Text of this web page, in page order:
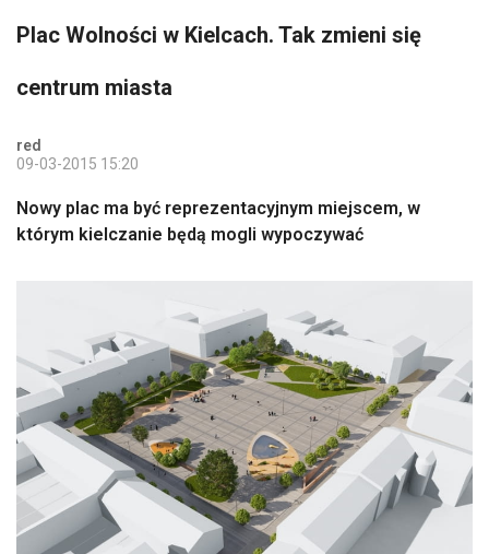
Plac Wolności w Kielcach. Tak zmieni się
centrum miasta
red
09-03-2015 15:20
Nowy plac ma być reprezentacyjnym miejscem, w
którym kielczanie będą mogli wypoczywać